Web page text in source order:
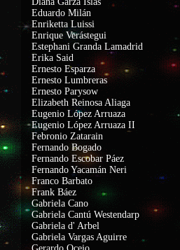
Eduardo Milán
Enriketta Luissi
Enrique Verástegui
Estephani Granda Lamadrid
Erika Said
Ernesto Esparza
Ernesto Lumbreras
Ernesto Parysow
Elizabeth Reinosa Aliaga
Eugenio López Arruaza
Eugenio López Arruaza II
Febronio Zatarain
Fernando Bogado
Fernando Escobar Páez
Fernando Yacamán Neri
Franco Barbato
Frank Báez
Gabriela Cano
Gabriela Cantú Westendarp
Gabriela d' Arbel
Gabriela Vargas Aguirre